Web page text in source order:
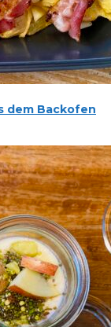
dem Backofen